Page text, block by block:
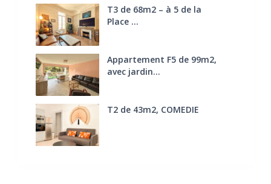
T3 de 68m2 – à 5 de la
Place ...
Appartement F5 de 99m2,
avec jardin...
T2 de 43m2, COMEDIE